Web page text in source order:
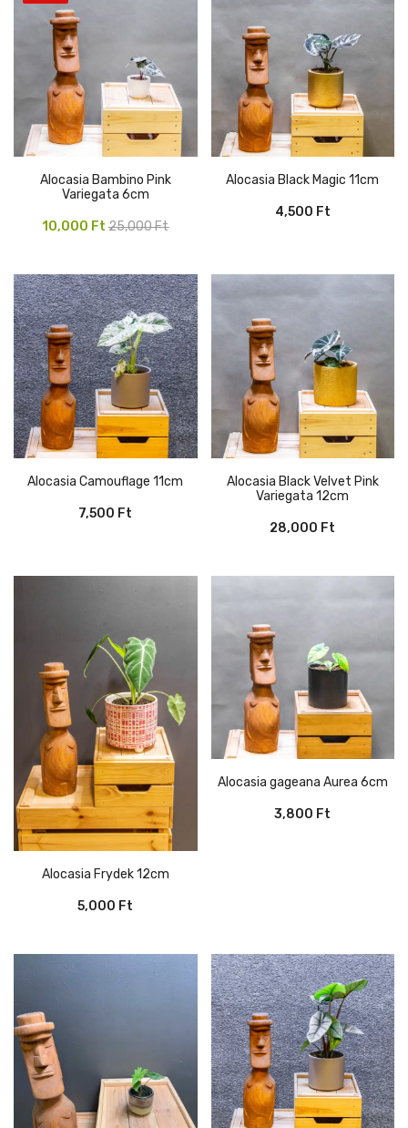
Alocasia Bambino Pink
Variegata 6cm
25,000Ft
Original
25,000 Ft.
10,000 FtCurrent
10,000 Ft.
Alocasia Black Magic 11cm
4,500 Ft
Alocasia Camouflage 11cm
7,500 Ft
Alocasia Black Velvet Pink
Variegata 12cm
28,000 Ft
Alocasia Frydek 12cm
5,000 Ft
Alocasia gageana Aurea 6cm
3,800 Ft